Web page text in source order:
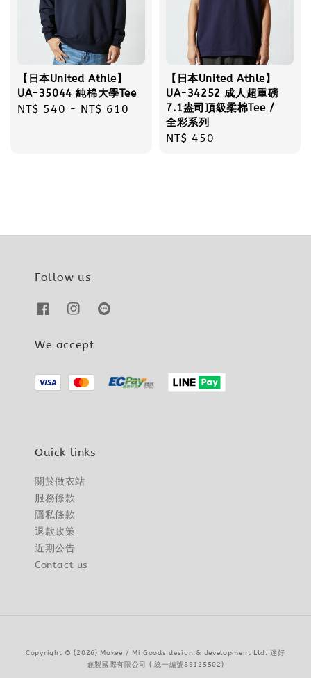
【日本United Athle】
UA-35044 純棉大學Tee
Regular
NT$ 540 - NT$ 610
【日本United Athle】
UA-34252 成人超重磅
7.1盎司頂級柔棉Tee /
全彩系列
Regular
NT$ 450
Follow us
We accept
Quick links
關於做衣站
服務條款
隱私條款
退款政策
近期公告
Contact us
Copyright © {2026} Makee / Mi Goods design & development Ltd. 迷好
創製國際有限公司 ( 統一編號89125502)